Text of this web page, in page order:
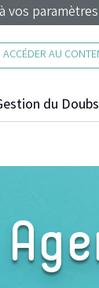
ACCÉDER AU
vos
du Doubs